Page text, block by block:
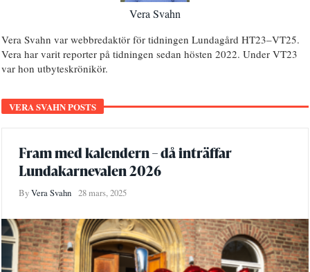
Vera Svahn
Vera Svahn var webbredaktör för tidningen Lundagård HT23–VT25.
Vera har varit reporter på tidningen sedan hösten 2022. Under VT23
var hon utbyteskrönikör.
VERA SVAHN POSTS
Fram med kalendern – då inträffar
Lundakarnevalen 2026
ByVera Svahn 28 mars, 2025